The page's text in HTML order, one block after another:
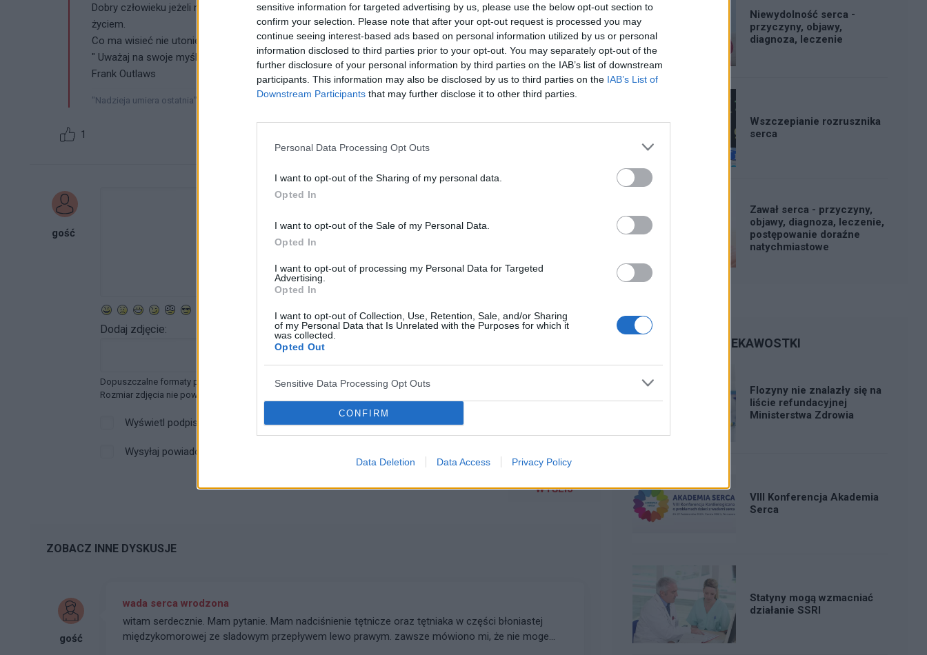
sensitive information for targeted advertising by us, please use the below opt-out section to
confirm your selection. Please note that after your opt-out request is processed you may
continue seeing interest-based ads based on personal information utilized by us or personal
information disclosed to third parties prior to your opt-out. You may separately opt-out of the
further disclosure of your personal information by third parties on the IAB’s list of downstream
participants. This information may also be disclosed by us to third parties on the IAB’s List of
Downstream Participants that may further disclose it to other third parties.
Personal Data Processing Opt Outs
I want to opt-out of the Sharing of my personal data.
Opted In
I want to opt-out of the Sale of my Personal Data.
Opted In
I want to opt-out of processing my Personal Data for Targeted
Advertising.
Opted In
I want to opt-out of Collection, Use, Retention, Sale, and/or Sharing
of my Personal Data that Is Unrelated with the Purposes for which it
was collected.
Opted Out
Sensitive Data Processing Opt Outs
CONFIRM
Data Deletion Data Access Privacy Policy
Dobry człowieku jeżeli masz na dzień dzisiejszyzdrowe sercenie szukaj dziury w całym. Zdrowo żyj i ciesz się
życiem.
Co ma wisieć nie utonie. Przyjdzie czas będzie rada, a póki co nie kombinuj bo wywołasz wilka z lasu.
" Uważaj na swoje myśli, stają się słowami. Uważaj na swoje słowa, stają się czynami itd...." powiedział kiedyś
Frank Outlaws
"Nadzieja umiera ostatnia"
1
gość
Dodaj zdjęcie:
Dopuszczalne formaty pliku graficznego: jpg, jpeg , png.
Rozmiar zdjęcia nie powinien przekraczać 0.6MB.
Wyświetl podpis
Wysyłaj powiadomienia o odpowiedzi
WYŚLIJ
ZOBACZ INNE DYSKUSJE
gość
wada serca wrodzona
witam serdecznie. Mam pytanie. Mam nadciśnienie tętnicze oraz tętniaka w części błoniastej
międzykomorowej ze sladowym przepływem lewo prawym. zawsze mówiono mi, że nie moge
Niewydolność serca -
przyczyny, objawy,
diagnoza, leczenie
Wszczepianie rozrusznika
serca
Zawał serca - przyczyny,
objawy, diagnoza, leczenie,
postępowanie doraźne
natychmiastowe
CIEKAWOSTKI
Flozyny nie znalazły się na
liście refundacyjnej
Ministerstwa Zdrowia
VIII Konferencja Akademia
Serca
Statyny mogą wzmacniać
działanie SSRI